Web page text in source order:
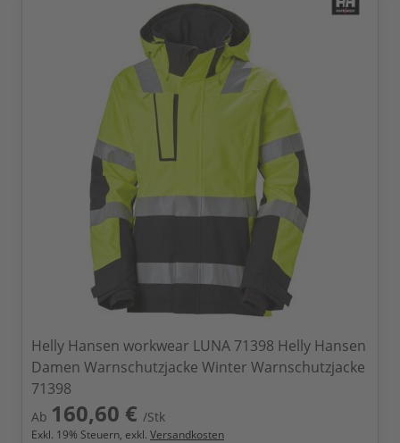
Helly Hansen workwear LUNA 71398 Helly Hansen
Damen Warnschutzjacke Winter Warnschutzjacke
71398
Ab 160,60 € /Stk
Exkl. 19% Steuern, exkl. Versandkosten